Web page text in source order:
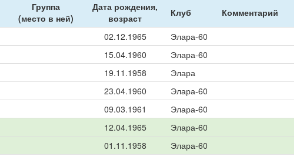
Группа
(место в ней)
Дата рождения,
возраст
Клуб Комментарий
02.12.1965
Элара-60
15.04.1960
Элара-60
19.11.1958
Элара
23.04.1960
Элара-60
09.03.1961
Элара-60
12.04.1965
Элара-60
01.11.1958
Элара-60